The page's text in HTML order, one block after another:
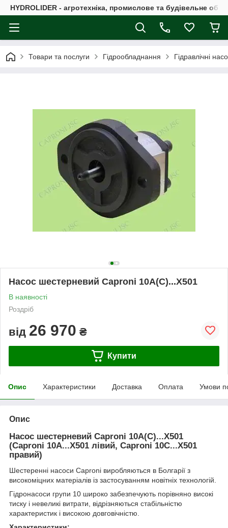
HYDROLIDER - агротехніка, промислове та будівельне
Товари та послуги Гідрообладнання Гідравлічні
Насос шестерневий Caproni 10A(C)...X501
В наявності
Роздріб
від 26 970 ₴
Купити
Опис Характеристики Доставка Оплата Умови
Опис
Насос шестерневий Caproni 10A(C)...X501
(Caproni 10A...X501 лівий, Caproni 10C...X501
правий)
Шестеренні насоси Caproni виробляються в Болгарії з
високоміцних матеріалів із застосуванням новітніх технологій.
Гідронасоси групи 10 широко забезпечують порівняно високі
тиску і невеликі витрати, відрізняються стабільністю
характеристик і високою довговічністю.